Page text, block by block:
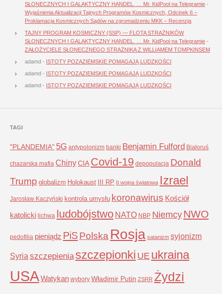
SŁONECZNYCH I GALAKTYCZNY HANDEL. … Mr. KidPool na Telegramie -
Wyjaśnienia Aktualizacji Tajnych Programów Kosmicznych, Odcinek 6 –
Proklamacja Kosmicznych Sądów na zgromadzeniu MKK – Recenzja
TAJNY PROGRAM KOSMICZNY (SSP) — FLOTA STRAŻNIKÓW
SŁONECZNYCH I GALAKTYCZNY HANDEL. … Mr. KidPool na Telegramie -
ZAŁOŻYCIELE SŁONECZNEGO STRAŻNIKA Z WILLIAMEM TOMPKINSEM
adamd - ISTOTY POZAZIEMSKIE POMAGAJĄ LUDZKOŚCI
adamd - ISTOTY POZAZIEMSKIE POMAGAJĄ LUDZKOŚCI
adamd - ISTOTY POZAZIEMSKIE POMAGAJĄ LUDZKOŚCI
TAGI
"PLANDEMIA" 5G antypolonizm banki Benjamin Fulford Białoruś
chazarska mafia ChinyCIA Covid-19 depopulacja Donald
Trump globalizm Holokaust III RP II wojna światowa Izrael
Jarosław Kaczyński kontrola umysłu koronawirus Kościół
katolicki lichwa ludobójstwo NATO NBP NiemcyNWO
pedofilia pieniądz PiSPolska Rosja satanizm syjonizm
Syria szczepienia szczepionki UE ukraina
USAWatykan wybory Władimir Putin ZSRR Żydzi